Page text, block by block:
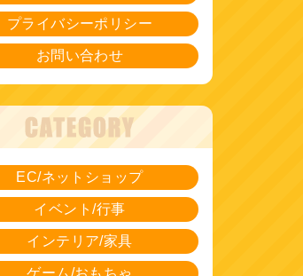
プライバシーポリシー
お問い合わせ
EC/ネットショップ
イベント/行事
インテリア/家具
ゲーム/おもちゃ